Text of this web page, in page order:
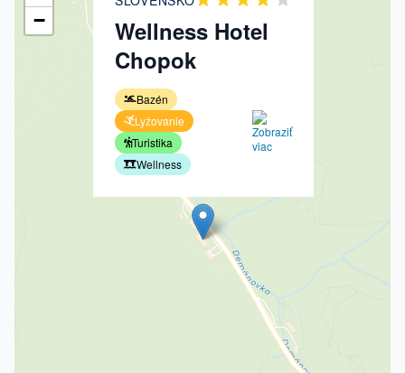
Wellness Hotel
Chopok
Bazén
Lyžovanie
Turistika
Wellness
−